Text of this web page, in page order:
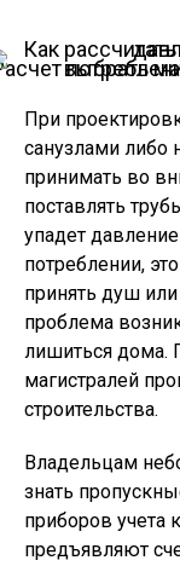
Расчет потребления воды
При
санузлами либо
принимать во
поставлять
упадет
потреблении,
принять душ
проблема
лишиться дома.
магистралей
строительства.
Владельцам
знать
приборов
предъявляют